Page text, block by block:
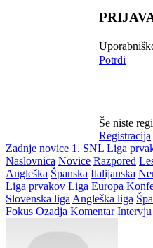
Potrdi
Še niste
Registracija
Zadnje novice 1. SNL Liga
Naslovnica Novice Razpored
Angleška Španska Italijanska
Liga prvakov Liga Europa
Slovenska liga Angleška liga
Fokus Ozadja Komentar Intervju